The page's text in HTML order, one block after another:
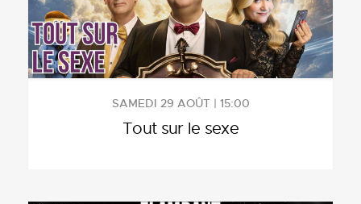
SAMEDI 29 AOÛT | 15:00
Tout sur le sexe